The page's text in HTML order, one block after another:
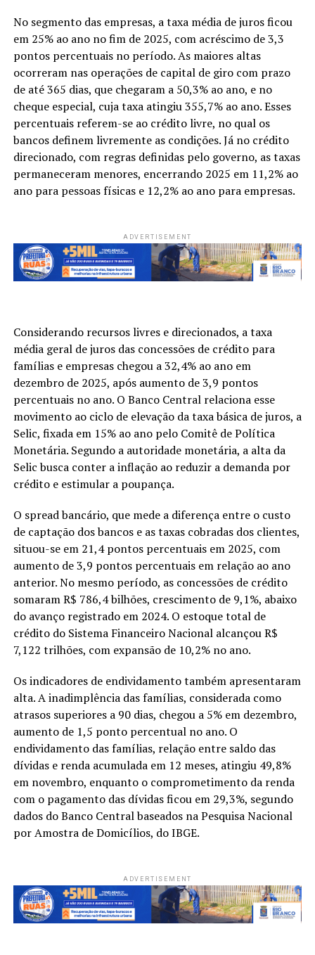
No segmento das empresas, a taxa média de juros ficou
em 25% ao ano no fim de 2025, com acréscimo de 3,3
pontos percentuais no período. As maiores altas
ocorreram nas operações de capital de giro com prazo
de até 365 dias, que chegaram a 50,3% ao ano, e no
cheque especial, cuja taxa atingiu 355,7% ao ano. Esses
percentuais referem-se ao crédito livre, no qual os
bancos definem livremente as condições. Já no crédito
direcionado, com regras definidas pelo governo, as taxas
permaneceram menores, encerrando 2025 em 11,2% ao
ano para pessoas físicas e 12,2% ao ano para empresas.
ADVERTISEMENT
Considerando recursos livres e direcionados, a taxa
média geral de juros das concessões de crédito para
famílias e empresas chegou a 32,4% ao ano em
dezembro de 2025, após aumento de 3,9 pontos
percentuais no ano. O Banco Central relaciona esse
movimento ao ciclo de elevação da taxa básica de juros, a
Selic, fixada em 15% ao ano pelo Comitê de Política
Monetária. Segundo a autoridade monetária, a alta da
Selic busca conter a inflação ao reduzir a demanda por
crédito e estimular a poupança.
O spread bancário, que mede a diferença entre o custo
de captação dos bancos e as taxas cobradas dos clientes,
situou-se em 21,4 pontos percentuais em 2025, com
aumento de 3,9 pontos percentuais em relação ao ano
anterior. No mesmo período, as concessões de crédito
somaram R$ 786,4 bilhões, crescimento de 9,1%, abaixo
do avanço registrado em 2024. O estoque total de
crédito do Sistema Financeiro Nacional alcançou R$
7,122 trilhões, com expansão de 10,2% no ano.
Os indicadores de endividamento também apresentaram
alta. A inadimplência das famílias, considerada como
atrasos superiores a 90 dias, chegou a 5% em dezembro,
aumento de 1,5 ponto percentual no ano. O
endividamento das famílias, relação entre saldo das
dívidas e renda acumulada em 12 meses, atingiu 49,8%
em novembro, enquanto o comprometimento da renda
com o pagamento das dívidas ficou em 29,3%, segundo
dados do Banco Central baseados na Pesquisa Nacional
por Amostra de Domicílios, do IBGE.
ADVERTISEMENT